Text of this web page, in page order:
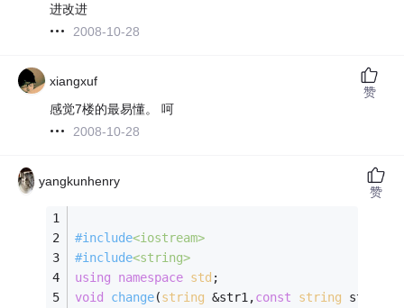
进改进
2008-10-28
xiangxuf
感觉7楼的最易懂。 呵
2008-10-28
赞
yangkunhenry
#include<iostream>
#include<string>
using
namespace std ;
void
change(string &str1,const string str2)
赞